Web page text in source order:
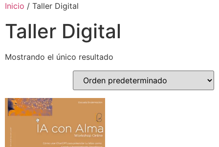
Inicio / Taller Digital
Taller Digital
Mostrando el único resultado